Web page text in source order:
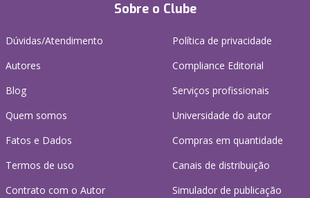
Sobre o Clube
Dúvidas/Atendimento
Autores
Blog
Quem somos
Fatos e Dados
Termos de uso
Contrato com o Autor
Política de privacidade
Compliance Editorial
Serviços profissionais
Universidade do autor
Compras em quantidade
Canais de distribuição
Simulador de publicação